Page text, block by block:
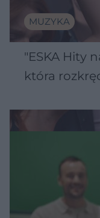
MUZYKA
"ESKA Hity
która